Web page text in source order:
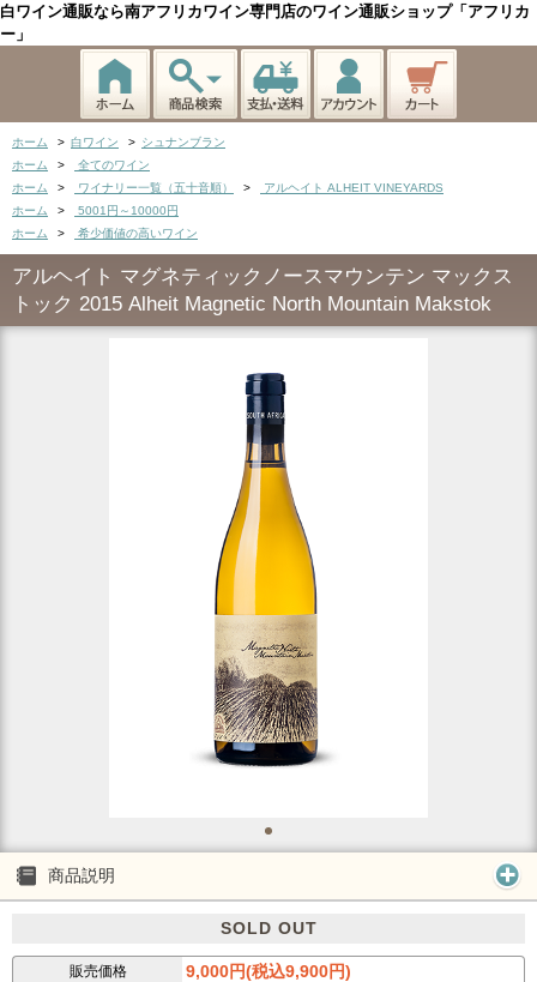
白ワイン通販なら南アフリカワイン専門店のワイン通販ショップ「アフリカ
ー」
ホーム > 白ワイン > シュナンブラン
ホーム
>
全てのワイン
ホーム
> ワイナリー一覧（五十音順） >
アルヘイト ALHEIT VINEYARDS
ホーム
>
5001円～10000円
ホーム
> 希少価値の高いワイン
アルヘイト マグネティックノースマウンテン マックス
トック 2015 Alheit Magnetic North Mountain Makstok
商品説明
SOLD OUT
販売価格 9,000円(税込9,900円)